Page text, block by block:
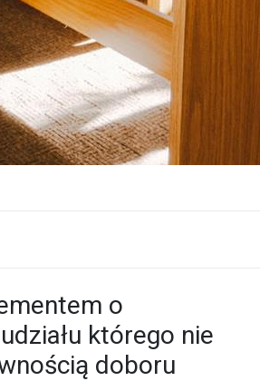
o
którego nie
doboru